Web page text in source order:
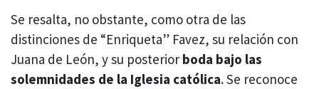
Se resalta, no obstante, como otra de las
distinciones de “Enriqueta” Favez, su relación con
Juana de León, y su posterior boda bajo las
solemnidades de la Iglesia católica. Se reconoce